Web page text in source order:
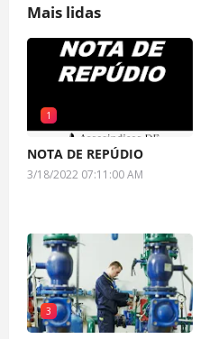
Mais lidas
1
NOTA DE REPÚDIO
3/18/2022 07:11:00 AM
3